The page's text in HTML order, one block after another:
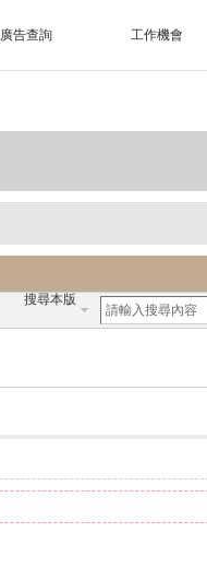
廣告查詢 工作機會
搜尋本版